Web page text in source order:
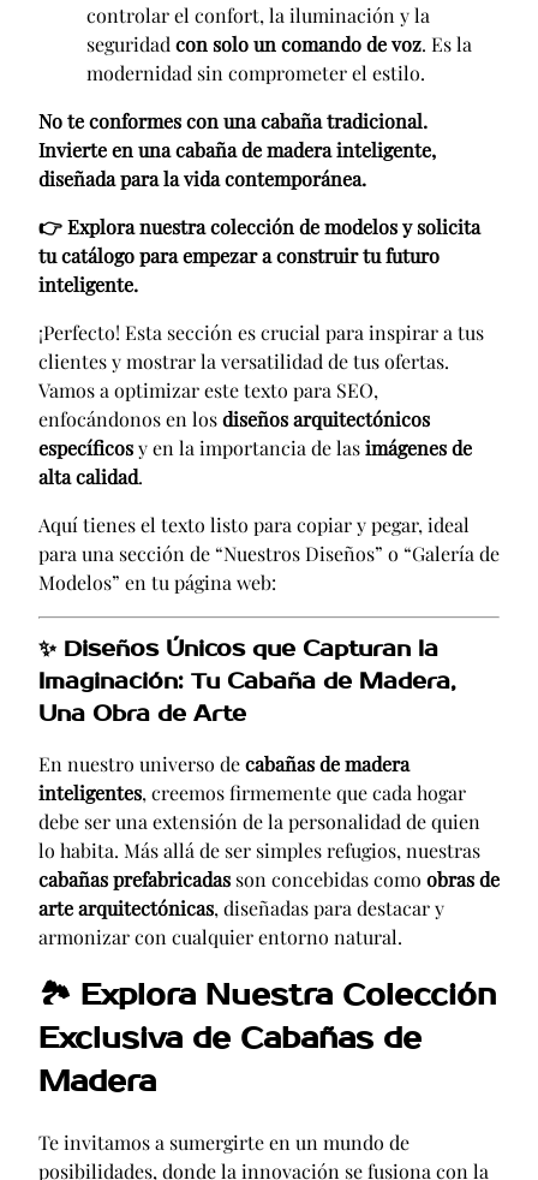
controlar el confort, la iluminación y la
seguridad con solo un comando de voz. Es la
modernidad sin comprometer el estilo.
No te conformes con una cabaña tradicional.
Invierte en una cabaña de madera inteligente,
diseñada para la vida contemporánea.
👉 Explora nuestra colección de modelos y solicita
tu catálogo para empezar a construir tu futuro
inteligente.
¡Perfecto! Esta sección es crucial para inspirar a tus
clientes y mostrar la versatilidad de tus ofertas.
Vamos a optimizar este texto para SEO,
enfocándonos en losdiseños arquitectónicos
específicosy en la importancia de lasimágenes de
alta calidad.
Aquí tienes el texto listo para copiar y pegar, ideal
para una sección de “Nuestros Diseños” o “Galería de
Modelos” en tu página web:
✨ Diseños Únicos que Capturan la
Imaginación: Tu Cabaña de Madera,
Una Obra de Arte
En nuestro universo decabañas de madera
inteligentes, creemos firmemente que cada hogar
debe ser una extensión de la personalidad de quien
lo habita. Más allá de ser simples refugios, nuestras
cabañas prefabricadas son concebidas como obras de
arte arquitectónicas, diseñadas para destacar y
armonizar con cualquier entorno natural.
🏞️ Explora Nuestra Colección
Exclusiva de Cabañas de
Madera
Te invitamos a sumergirte en un mundo de
posibilidades, donde la innovación se fusiona con la